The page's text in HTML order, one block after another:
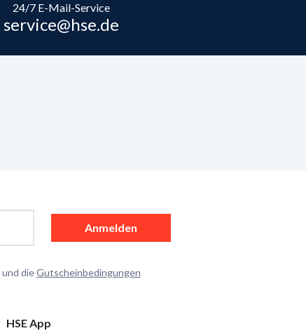
24/7 E-Mail-Service
service@hse.de
Anmelden
und dieGutscheinbedingungen
HSE App